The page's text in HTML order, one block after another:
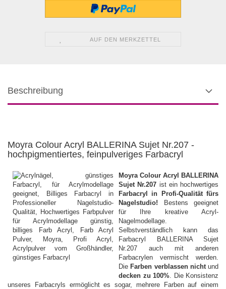
AUF DEN MERKZETTEL
Beschreibung
Moyra Colour Acryl BALLERINA Sujet Nr.207 -
hochpigmentiertes, feinpulveriges Farbacryl
Moyra Colour Acryl BALLERINA
Sujet Nr.207 ist ein hochwertiges
Farbacryl in Profi-Qualität fürs
Nagelstudio! Bestens geeignet
für Ihre kreative Acryl-
Nagelmodellage.
Selbstverständlich kann das
Farbacryl BALLERINA Sujet
Nr.207 auch mit anderen
Farbacrylen vermischt werden.
DieFarben verblassen nichtund
decken zu 100% . Die Konsistenz
unseres Farbacryls ermöglicht es sogar, mehrere Farben auf einem